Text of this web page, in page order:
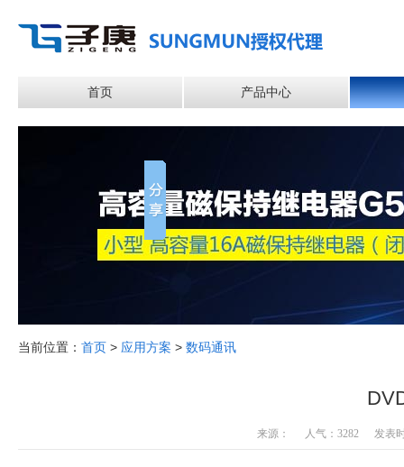
首页 产品中心
当前位置： 首页 > 应用方案 > 数码通讯
来源： 人气：3282 发表